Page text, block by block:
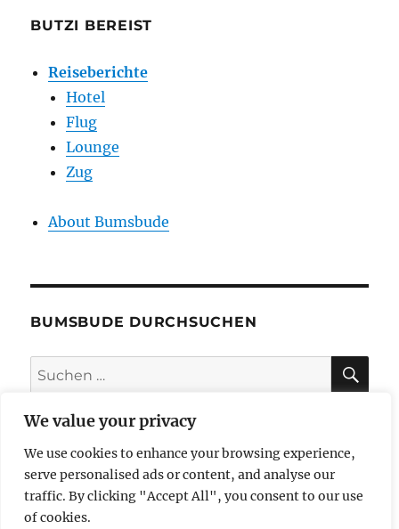
We value your privacy
We use cookies to enhance your browsing experience,
serve personalised ads or content, and analyse our
traffic. By clicking "Accept All", you consent to our use
of cookies.
BUTZI BEREIST
Reiseberichte
Hotel
Flug
Lounge
Zug
About Bumsbude
BUMSBUDE DURCHSUCHEN
Suche
nach:
impressum
datenschutzerklärung